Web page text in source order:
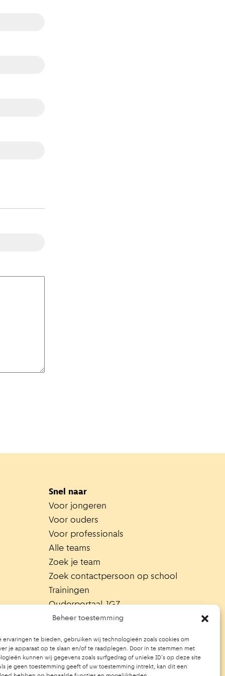
Beheer toestemming
ervaringen te bieden, gebruiken wij technologieën zoals cookies om
je apparaat op te slaan en/of te raadplegen. Door in te stemmen met
kunnen wij gegevens zoals surfgedrag of unieke ID's op deze site
je geen toestemming geeft of uw toestemming intrekt, kan dit een
Snel naar
Voor jongeren
Voor ouders
Voor professionals
Alle teams
Zoek je team
Zoek contactpersoon op school
Trainingen
Ouderportaal JGZ